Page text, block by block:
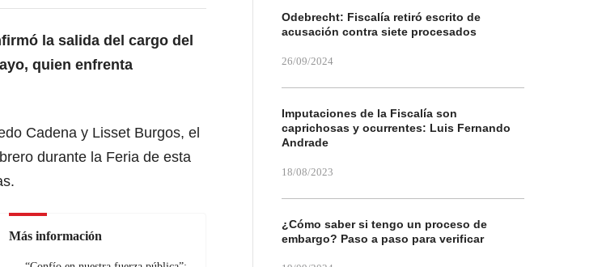
la salida del cargo del
quien enfrenta
Cadena y Lisset Burgos, el
durante la Feria de esta
Más información
Odebrecht: Fiscalía retiró escrito de
acusación contra siete procesados
26/09/2024
Imputaciones de la Fiscalía son
caprichosas y ocurrentes: Luis Fernando
Andrade
18/08/2023
¿Cómo saber si tengo un proceso de
embargo? Paso a paso para verificar